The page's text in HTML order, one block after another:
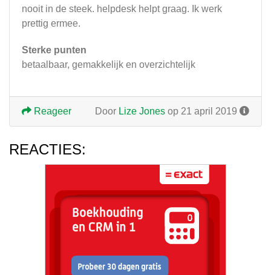
nooit in de steek. helpdesk helpt graag. Ik werk
prettig ermee.
Sterke punten
betaalbaar, gemakkelijk en overzichtelijk
Door Lize Jones op 21 april 2019
Reageer
REACTIES: